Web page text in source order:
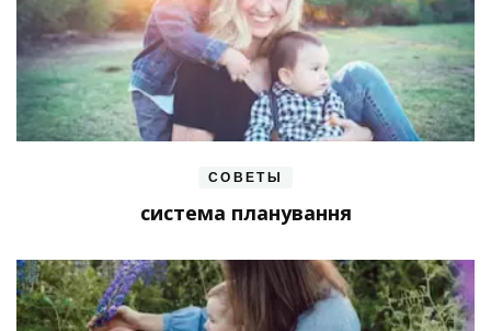
СОВЕТЫ
система планування